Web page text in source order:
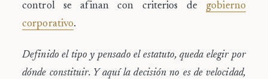
control se afinan con criterios de gobierno
corporativo.
Definido el tipo y pensado el estatuto, queda elegir por
dónde constituir. Y aquí la decisión no es de velocidad,